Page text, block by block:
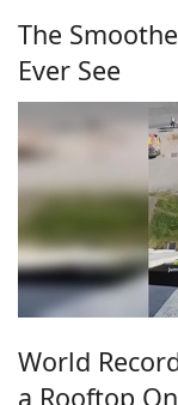
The
Ever See
World
a Rooftop